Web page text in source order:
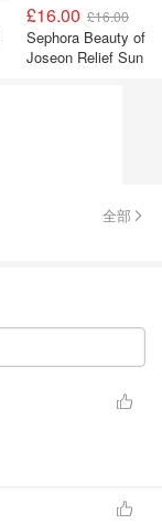
£16.00 £16.00
Sephora Beauty of
Joseon Relief Sun
全部